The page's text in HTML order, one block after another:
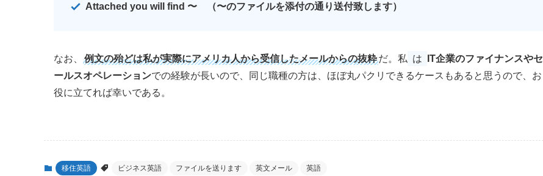
Attached you will find 〜 （〜のファイルを添付の通り送付致します）
なお、 例文の殆どは私が実際にアメリカ人から受信したメールからの抜粋だ。私 は
IT企業のファイナンスやセ
ールスオペレーションでの経験が長いので、同じ職種の方は、ほぼ丸パクリできるケースもあると思うので、お
役に立てれば幸いである。
移住英語 ビジネス英語 ファイルを送ります 英文メール 英語